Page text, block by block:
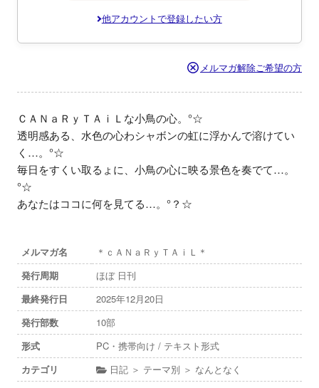
他アカウントで登録したい方
メルマガ解除ご希望の方
ＣＡＮａＲｙＴＡｉＬな小鳥の心。°☆
透明感ある、水色の心わシャボンの虹に浮かんで溶けてい
く…。°☆
毎日をすくい取るょに、小鳥の心に映る景色を奏でて…。
°☆
あなたはココに何を見てる…。°？☆
メルマガ名
＊ｃＡＮａＲｙＴＡｉＬ＊
発行周期
ほぼ 日刊
最終発行日
2025年12月20日
発行部数
10部
形式
PC・携帯向け / テキスト形式
カテゴリ
日記 ＞ テーマ別 ＞ なんとなく